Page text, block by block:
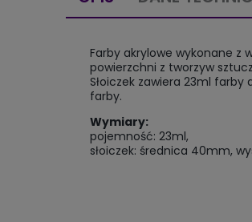
Farby akrylowe wykonane z
powierzchni z tworzyw
Słoiczek zawiera 23ml
farby.
Wymiary:
pojemność: 23ml,
słoiczek: średnica 40mm,